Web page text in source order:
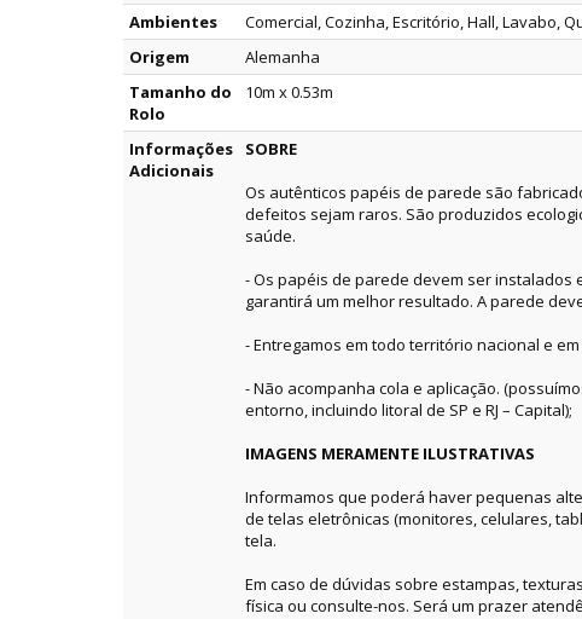
Ambientes
Comercial, Cozinha, Escritório, Hall, Lavabo,
Origem
Alemanha
Tamanho do
Rolo
10m x 0.53m
Informações
Adicionais
SOBRE
Os autênticos papéis de parede são
defeitos sejam raros. São produzidos
saúde.
- Os papéis de parede devem ser instalados
garantirá um melhor resultado. A parede
- Entregamos em todo território nacional e
- Não acompanha cola e aplicação.
entorno, incluindo litoral de SP e RJ – Capital);
IMAGENS MERAMENTE ILUSTRATIVAS
Informamos que poderá haver pequenas
de telas eletrônicas (monitores, celulares,
tela.
Em caso de dúvidas sobre estampas,
física ou consulte-nos. Será um prazer